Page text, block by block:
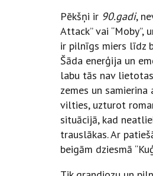
Pēkšņi ir 90.gadi,
Attack” vai
ir pilnīgs miers līdz
Šāda enerģija un
labu tās nav
zemes un samierina
vilties, uzturot
situācijā, kad
trauslākas. Ar
beigām dziesmā